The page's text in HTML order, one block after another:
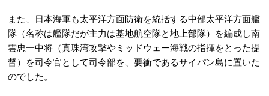
また、日本海軍も太平洋方面防衛を統括する中部太平洋方面艦
隊（名称は艦隊だが主力は基地航空隊と地上部隊）を編成し南
雲忠一中将（真珠湾攻撃やミッドウェー海戦の指揮をとった提
督）を司令官として司令部を、要衝であるサイパン島に置いた
のでした。